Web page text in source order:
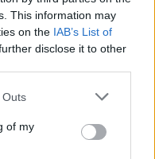
This information may
on the IAB’s List of
disclose it to other
Outs
of my
00:00:49
paimtus šešis
r.: dviejų moterų ir